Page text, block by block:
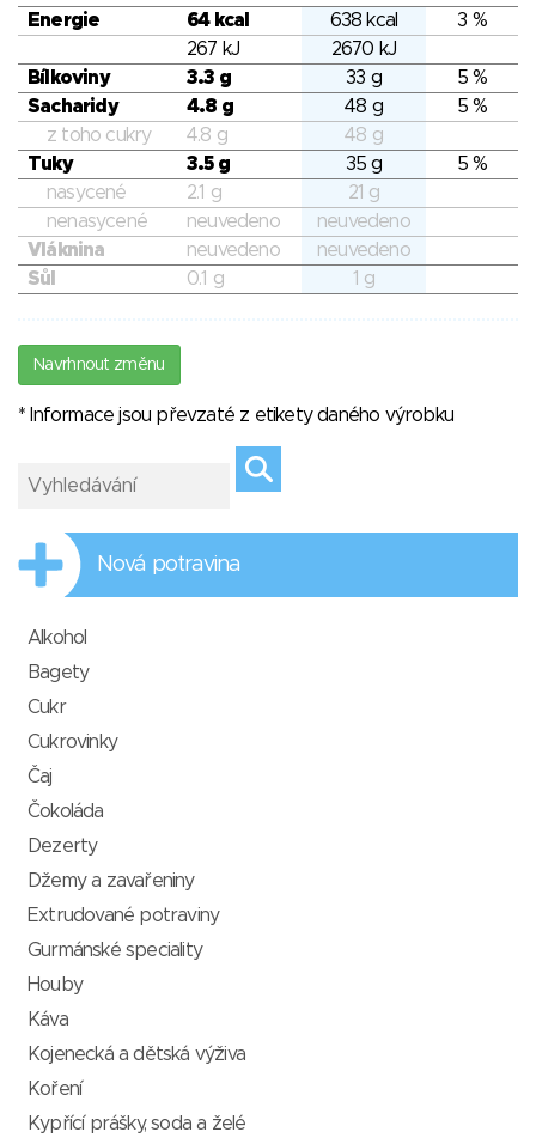
Energie 64 kcal 638 kcal
3 %
267 kJ
2670 kJ
Bílkoviny
3.3 g 33 g
5 %
Sacharidy
4.8 g 48 g
5 %
z toho cukry
4.8 g
48 g
Tuky
3.5 g 35 g
5 %
nasycené
2.1 g
21 g
nenasycené
neuvedeno
neuvedeno
Vláknina
neuvedeno
neuvedeno
Sůl
0.1 g 1 g
Navrhnout změnu
* Informace jsou převzaté z etikety daného výrobku
Nová potravina
Alkohol
Bagety
Cukr
Cukrovinky
Čaj
Čokoláda
Dezerty
Džemy a zavařeniny
Extrudované potraviny
Gurmánské speciality
Houby
Káva
Kojenecká a dětská výživa
Koření
Kypřící prášky, soda a želé